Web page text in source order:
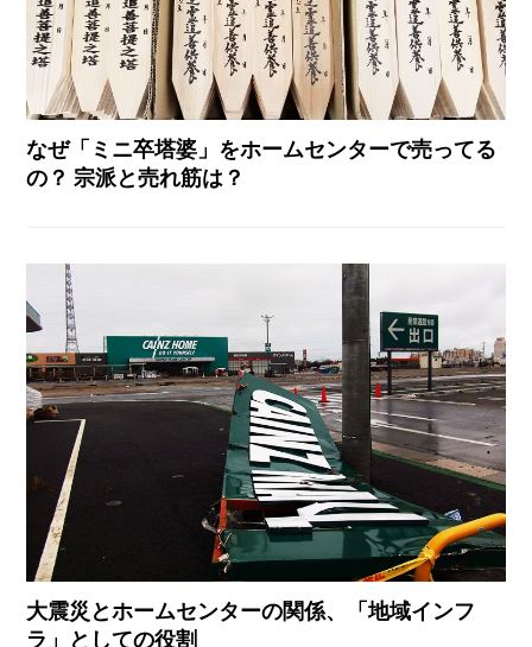
なぜ「ミニ卒塔婆」をホームセンターで売ってる
の？ 宗派と売れ筋は？
大震災とホームセンターの関係、「地域インフ
ラ」としての役割